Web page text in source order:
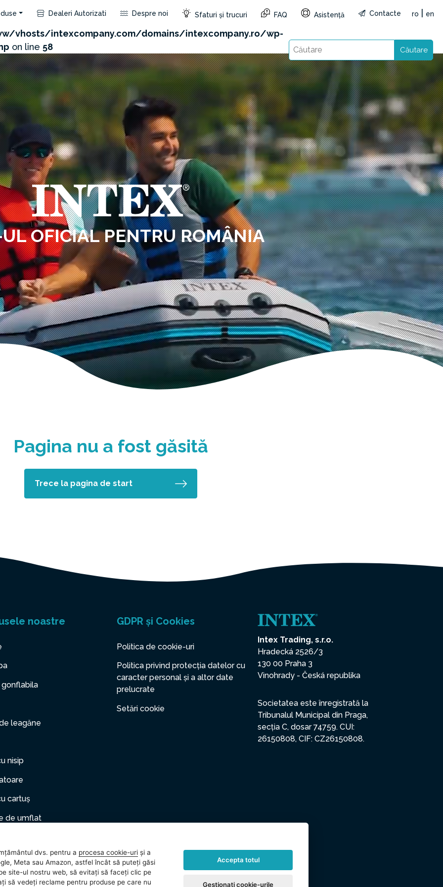
product/api.php?id=136&not_use_region=1&reg=RO&lang=ro): Failed to open stream: HTTP
vhosts/intexcompany.com/domains/intexcompany.ro/wp-
on line 58
Dealeri Autorizati Despre noi Sfaturi și trucuri FAQ Asistență Contacte ro en
Căutare
OFICIAL PENTRU ROMÂNIA
Pagina nu a fost găsită
Trece la pagina de start
noastre
leagăne
nisip
cartuș
de umflat
de companie
GDPR și Cookies
Politica de cookie-uri
Politica privind protecția datelor cu
caracter personal și a altor date
prelucrate
Setări cookie
Intex Trading, s.r.o.
Hradecká 2526/3
130 00 Praha 3
Vinohrady - Česká republika
Societatea este înregistrată la
Tribunalul Municipal din Praga,
secția C, dosar 74759. CUI:
26150808, CIF: CZ26150808.
dvs. pentru a procesa cookie-uri și a
Meta sau Amazon, astfel încât să puteți găsi
site-ul nostru web, să evitați să faceți clic pe
să vedeți reclame pentru produse pe care nu
Accepta totul
Gestionați cookie-urile